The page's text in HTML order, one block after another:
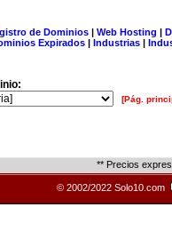
de Dominios| Web Hosting |
Expirados | Industrias |
[Pág.
** Precios
© 2002/2022 Solo10.com